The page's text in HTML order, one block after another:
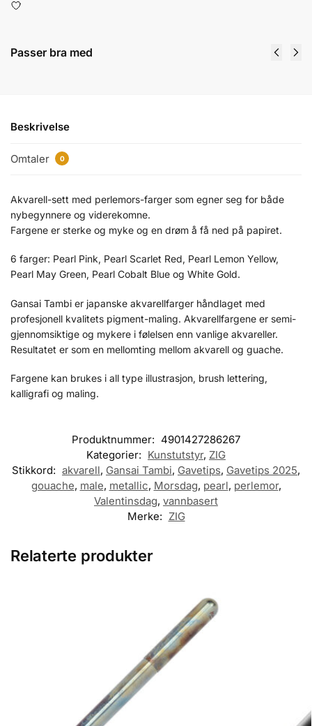
Passer bra med
Beskrivelse
Omtaler 0
Akvarell-sett med perlemors-farger som egner seg for både
nybegynnere og viderekomne.
Fargene er sterke og myke og en drøm å få ned på papiret.
6 farger: Pearl Pink, Pearl Scarlet Red, Pearl Lemon Yellow,
Pearl May Green, Pearl Cobalt Blue og White Gold.
Gansai Tambi er japanske akvarellfarger håndlaget med
profesjonell kvalitets pigment-maling. Akvarellfargene er semi-
gjennomsiktige og mykere i følelsen enn vanlige akvareller.
Resultatet er som en mellomting mellom akvarell og guache.
Fargene kan brukes i all type illustrasjon, brush lettering,
kalligrafi og maling.
Produktnummer: 4901427286267
Kategorier: Kunstutstyr, ZIG
Stikkord: akvarell, Gansai Tambi, Gavetips, Gavetips 2025,
gouache, male, metallic, Morsdag, pearl, perlemor,
Valentinsdag, vannbasert
Merke: ZIG
Relaterte produkter